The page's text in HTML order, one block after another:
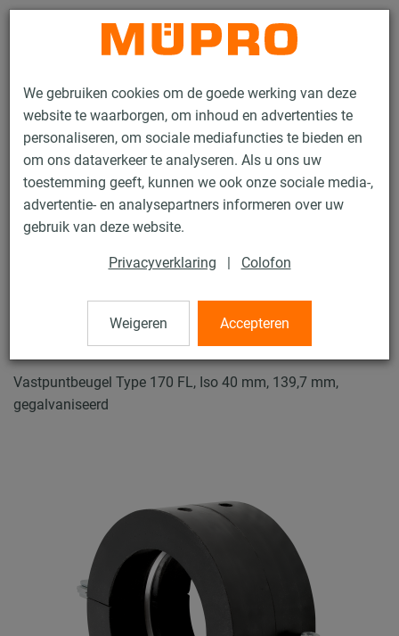
We gebruiken cookies om de goede werking van deze
website te waarborgen, om inhoud en advertenties te
personaliseren, om sociale mediafuncties te bieden en
om ons dataverkeer te analyseren. Als u ons uw
toestemming geeft, kunnen we ook onze sociale media-,
advertentie- en analysepartners informeren over uw
gebruik van deze website.
Privacyverklaring | Colofon
Weigeren Accepteren
Contact
Producten Bevestigingstechniek
Zware leidingbevestiging
Vastpunt en Glijbevestigingen voor zware leidingbevestiging
Vastpuntbeugels Type 170 FL
3 / 8
Vastpuntbeugels Type 170 FL
Vastpuntbeugel Type 170 FL, Iso 40 mm, 139,7 mm,
gegalvaniseerd